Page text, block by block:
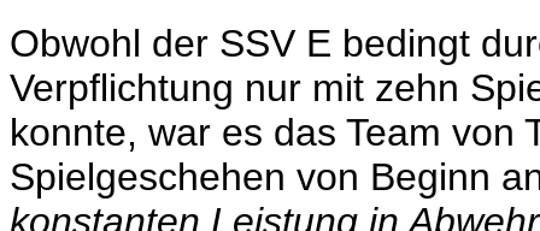
Obwohl der SSV E bedingt
Verpflichtung nur mit zehn
konnte, war es das Team von
Spielgeschehen von Beginn
konstanten Leistung in